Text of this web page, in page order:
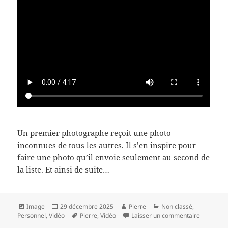
Un premier photographe reçoit une photo
inconnues de tous les autres. Il s’en inspire pour
faire une photo qu’il envoie seulement au second de
la liste. Et ainsi de suite…
Format
Image
Publié
le
29 décembre 2025 Auteur
Pierre Catégories
Non classé,
Personnel,Vidéo
Mots-
Pierre,Vidéo Laisser un commentaire